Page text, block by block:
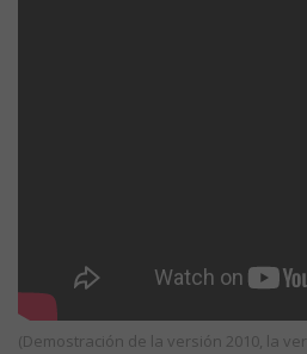
(Demostración de la versión 2010, la